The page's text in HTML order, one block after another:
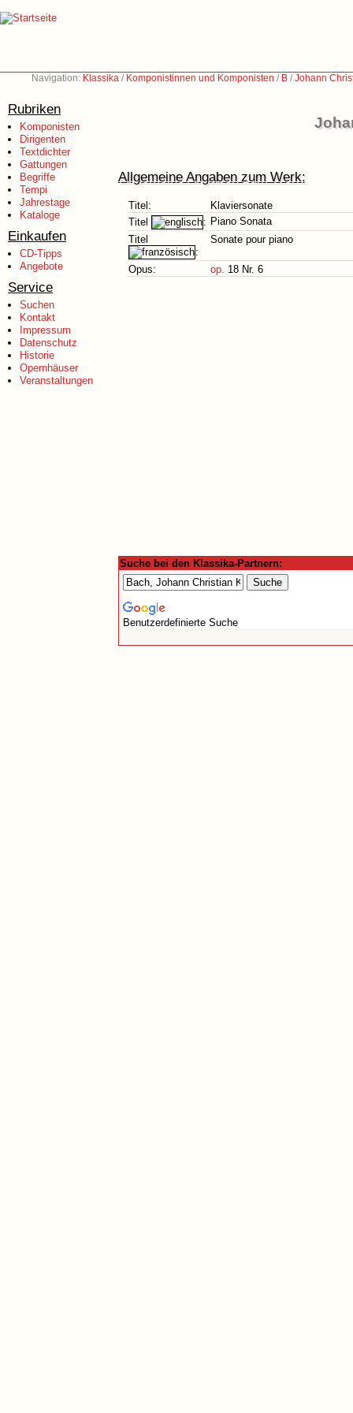
Navigation: Klassika / Komponistinnen und Komponisten / B /Johann
Rubriken
Komponisten
Dirigenten
Textdichter
Gattungen
Begriffe
Tempi
Jahrestage
Kataloge
Einkaufen
CD-Tipps
Angebote
Service
Suchen
Kontakt
Impressum
Datenschutz
Historie
Opernhäuser
Veranstaltungen
Allgemeine Angaben zum Werk:
Titel:
Klaviersonate
Titel
: Piano Sonata
Titel
:
Sonate pour piano
Opus: op. 18 Nr. 6
Suche bei den Klassika-Partnern:
Benutzerdefinierte Suche